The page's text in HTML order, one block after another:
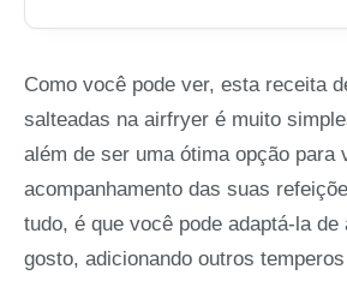
Como você pode ver, esta receita
salteadas na airfryer é muito
além de ser uma ótima opção para
acompanhamento das suas
tudo, é que você pode adaptá-la
gosto, adicionando outros